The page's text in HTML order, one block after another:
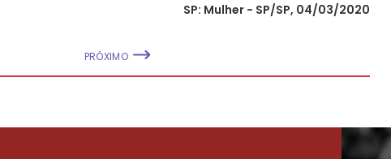
SP: Mulher - SP/SP, 04/03/2020
PRÓXIMO